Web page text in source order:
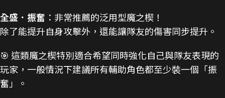
全盛．振奮 ：非常推薦的泛用型魔之楔！
除了能提升自身攻擊外，還能讓隊友的傷害同步提升。
🎯 這類魔之楔特別適合希望同時強化自己與隊友表現的
玩家，一般情況下建議所有輔助角色都至少裝一個「振
奮」。